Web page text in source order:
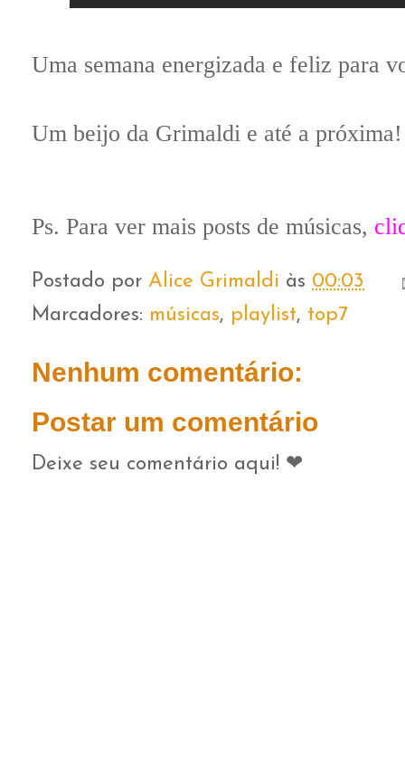
Uma semana energizada e feliz para
Um beijo da Grimaldi e até a próxima!
Ps. Para ver mais posts de músicas,
Postado por Alice Grimaldi às 00:03
Marcadores: músicas, playlist, top7
Nenhum comentário:
Postar um comentário
Deixe seu comentário aqui! ❤